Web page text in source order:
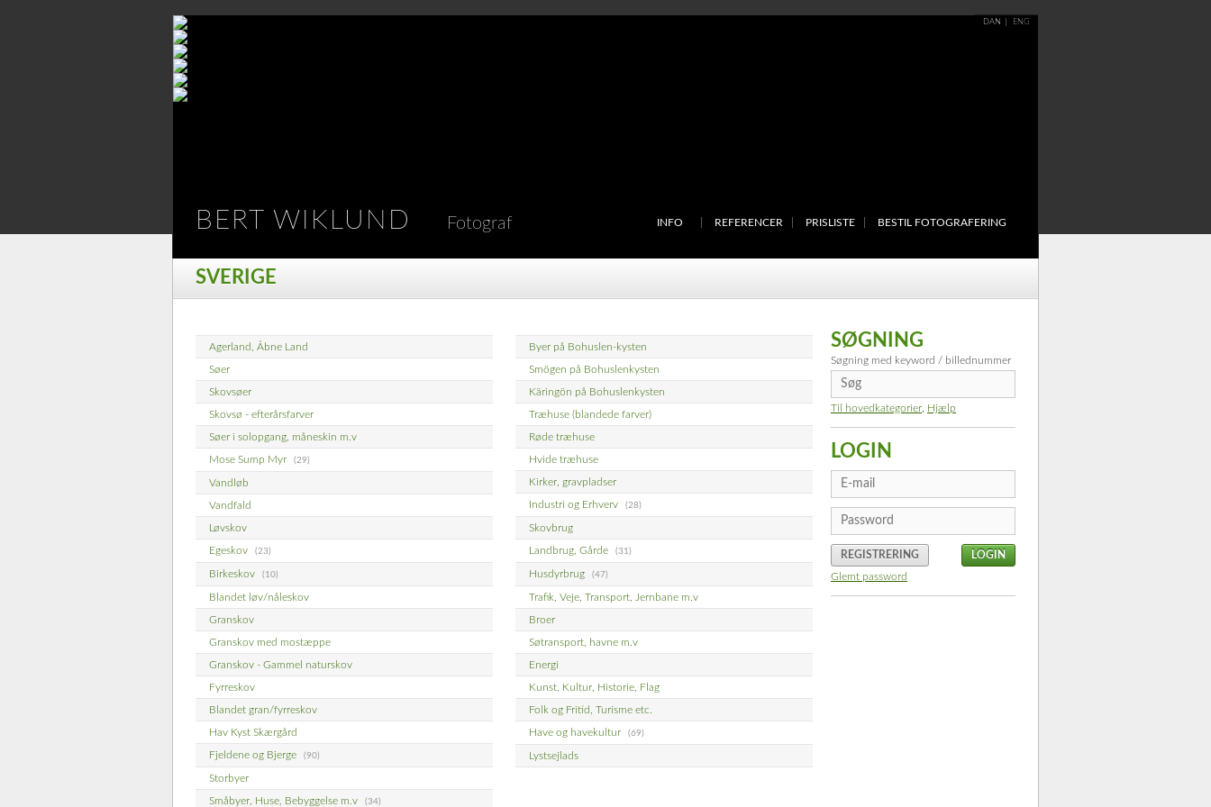
DAN ENG
BERT WIKLUND Fotograf INFO REFERENCER PRISLISTE BESTIL FOTOGRAFERING
SVERIGE
Agerland, Åbne Land
Søer
Skovsøer
Skovsø - efterårsfarver
Søer i solopgang, måneskin m.v
Mose Sump Myr (29)
Vandløb
Vandfald
Løvskov
Egeskov (23)
Birkeskov (10)
Blandet løv/nåleskov
Granskov
Granskov med mostæppe
Granskov - Gammel naturskov
Fyrreskov
Blandet gran/fyrreskov
Hav Kyst Skærgård
Fjeldene og Bjerge (90)
Storbyer
Småbyer, Huse, Bebyggelse m.v (34)
Byer på Bohuslen-kysten
Smögen på Bohuslenkysten
Käringön på Bohuslenkysten
Træhuse (blandede farver)
Røde træhuse
Hvide træhuse
Kirker, gravpladser
Industri og Erhverv (28)
Skovbrug
Landbrug, Gårde (31)
Husdyrbrug (47)
Trafik, Veje, Transport, Jernbane m.v
Broer
Søtransport, havne m.v
Energi
Kunst, Kultur, Historie, Flag
Folk og Fritid, Turisme etc.
Have og havekultur (69)
Lystsejlads
SØGNING
Søgning med keyword / billednummer
Til hovedkategorier Hjælp
LOGIN
REGISTRERING
Glemt password